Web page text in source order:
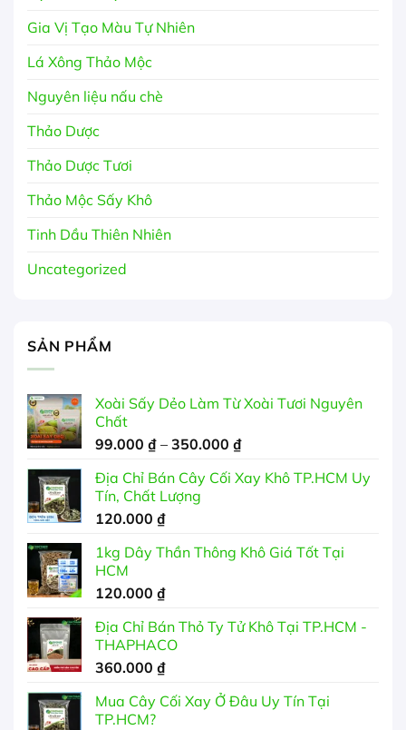
Gia Vị Tạo Màu Tự Nhiên
Lá Xông Thảo Mộc
Nguyên liệu nấu chè
Thảo Dược
Thảo Dược Tươi
Thảo Mộc Sấy Khô
Tinh Dầu Thiên Nhiên
Uncategorized
SẢN PHẨM
Xoài Sấy Dẻo Làm Từ Xoài Tươi Nguyên
Chất
99.000 ₫ – 350.000 ₫Khoảng
từ
Địa Chỉ Bán Cây Cối Xay Khô TP.HCM Uy
Tín, Chất Lượng
120.000 ₫
1kg Dây Thần Thông Khô Giá Tốt Tại
HCM
120.000 ₫
Địa Chỉ Bán Thỏ Ty Tử Khô Tại TP.HCM -
THAPHACO
360.000 ₫
Mua Cây Cối Xay Ở Đâu Uy Tín Tại
TP.HCM?